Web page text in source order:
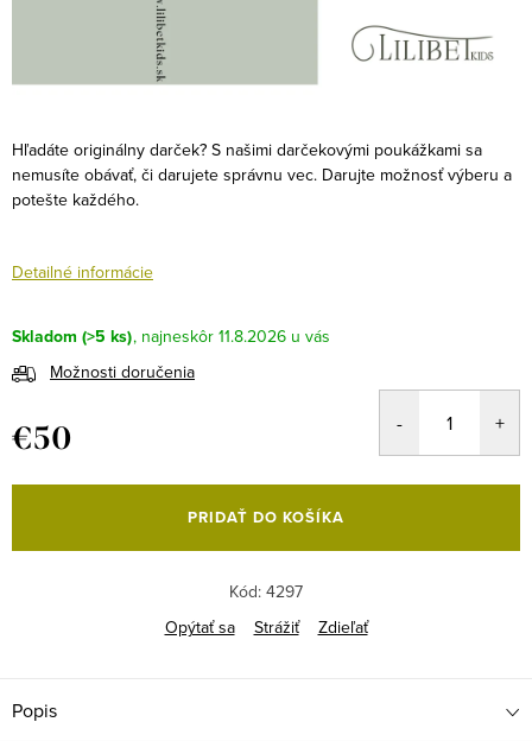
Hľadáte originálny darček? S našimi darčekovými poukážkami sa
nemusíte obávať, či darujete správnu vec. Darujte možnosť výberu a
potešte každého.
Detailné informácie
Skladom (>5 ks)
11.8.2026
Možnosti doručenia
€50
cena:
PRIDAŤ DO KOŠÍKA
Kód: 4297
Opýtať sa
Strážiť Zdieľať
Popis